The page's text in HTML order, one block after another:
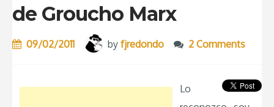
de Groucho Marx
09/02/2011 by fjredondo 2 Comments
Lo